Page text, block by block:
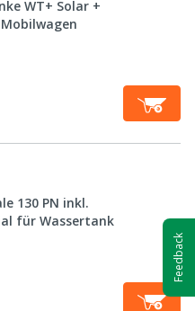
WT+ Solar +
130 PN inkl.
für Wassertank
Feedback